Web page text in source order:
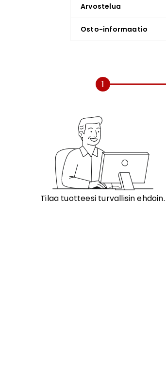
Arvostelua
Osto-informaatio
1
Tilaa tuotteesi turvallisin ehdoin.